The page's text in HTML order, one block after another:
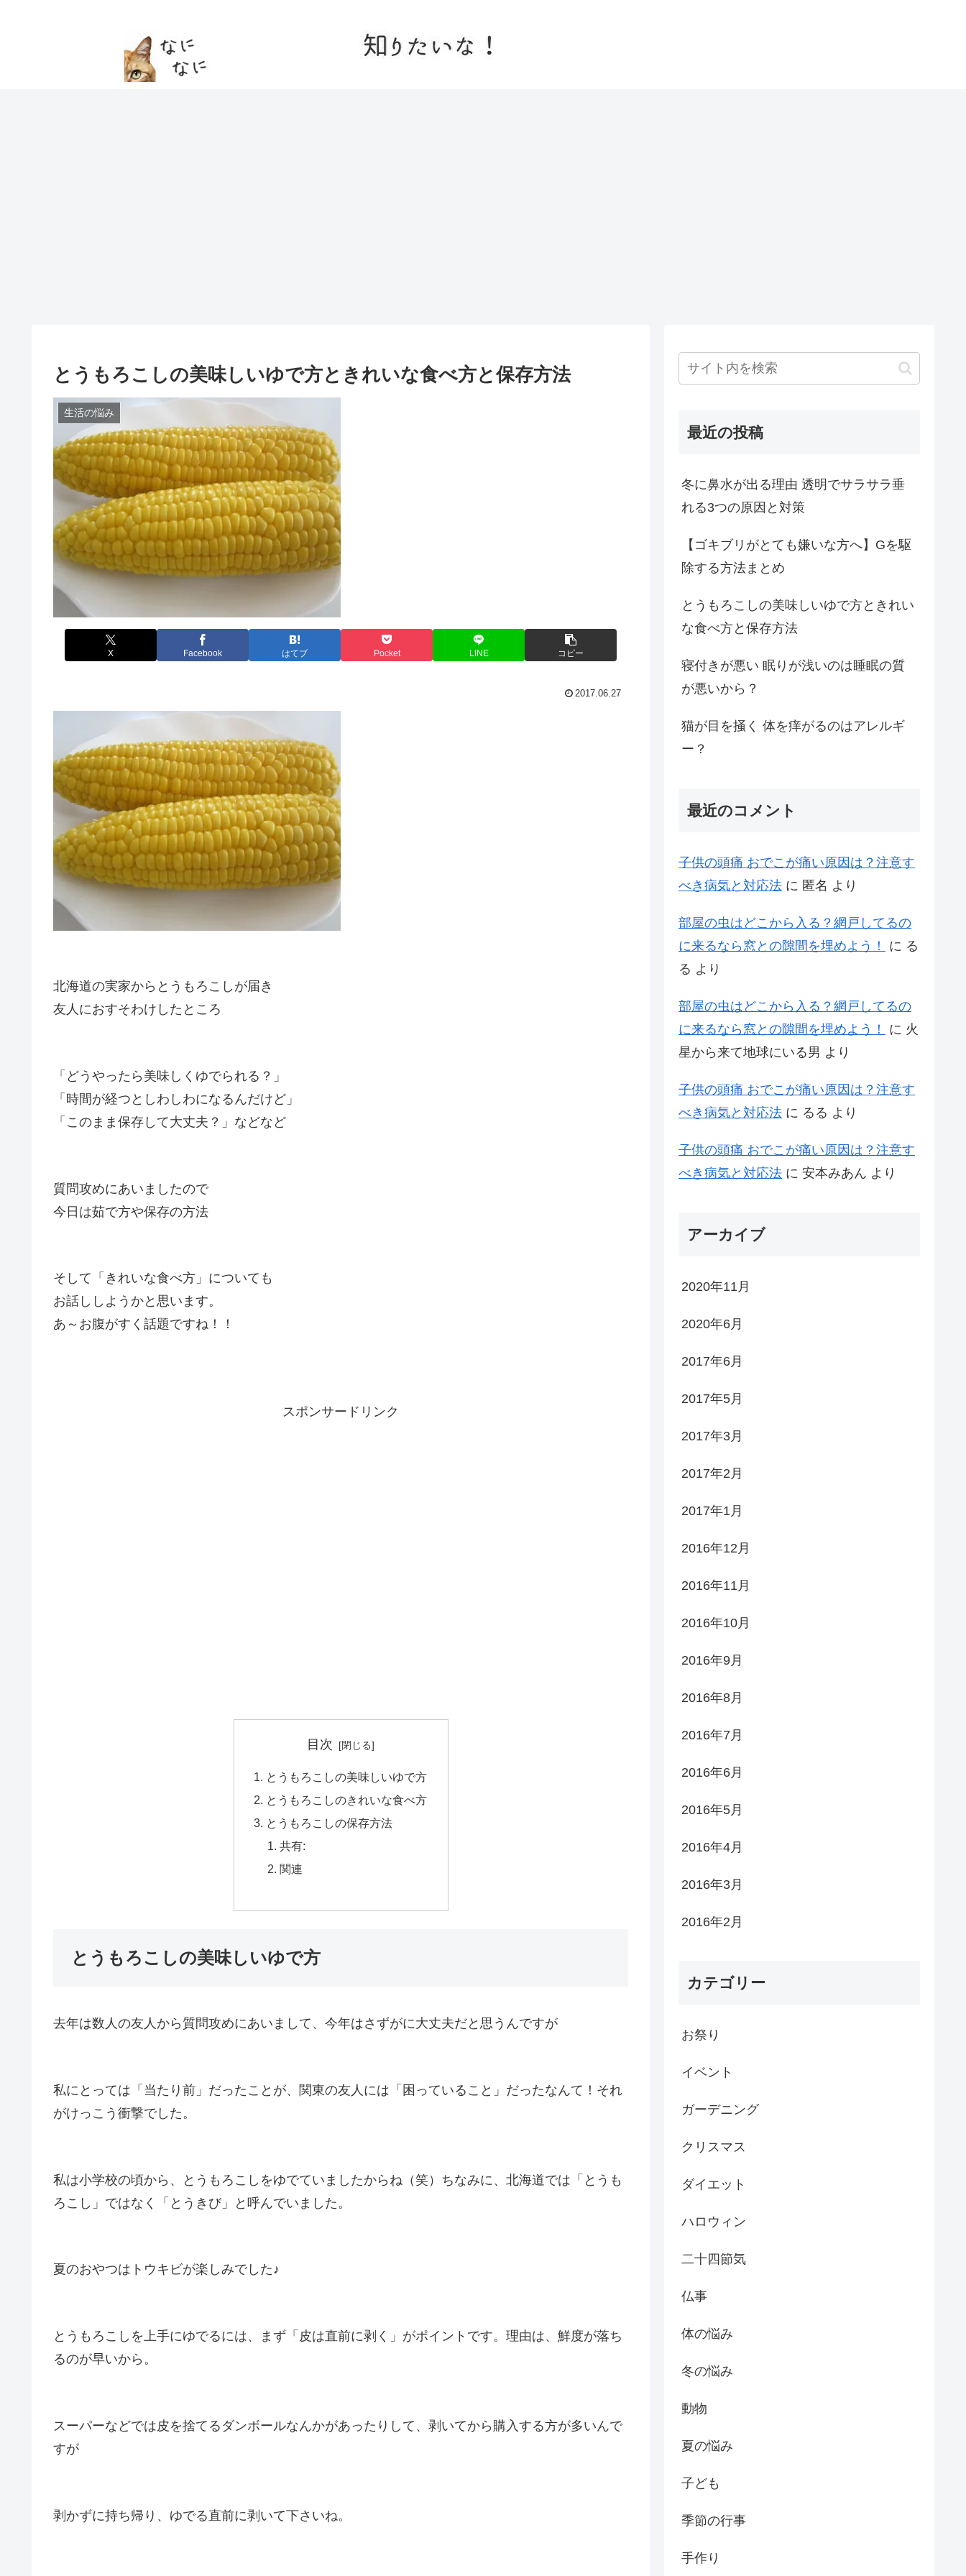
とうもろこしの美味しいゆで方ときれいな食べ方と保存方法
生活の悩み
X Facebook はてブ Pocket LINE コピー
2017.06.27
北海道の実家からとうもろこしが届き
友人におすそわけしたところ
「どうやったら美味しくゆでられる？」
「時間が経つとしわしわになるんだけど」
「このまま保存して大丈夫？」などなど
質問攻めにあいましたので
今日は茹で方や保存の方法
そして「きれいな食べ方」についても
お話ししようかと思います。
あ～お腹がすく話題ですね！！
スポンサードリンク
目次
とうもろこしの美味しいゆで方
とうもろこしのきれいな食べ方
とうもろこしの保存方法
共有:
関連
とうもろこしの美味しいゆで方
去年は数人の友人から質問攻めにあいまして、今年はさずがに大丈夫だと思うんですが
私にとっては「当たり前」だったことが、関東の友人には「困っていること」だったなんて！それ
がけっこう衝撃でした。
私は小学校の頃から、とうもろこしをゆでていましたからね（笑）ちなみに、北海道では「とうも
ろこし」ではなく「とうきび」と呼んでいました。
夏のおやつはトウキビが楽しみでした♪
とうもろこしを上手にゆでるには、まず「皮は直前に剥く」がポイントです。理由は、鮮度が落ち
るのが早いから。
スーパーなどでは皮を捨てるダンボールなんかがあったりして、剥いてから購入する方が多いんで
すが
剥かずに持ち帰り、ゆでる直前に剥いて下さいね。
最近の投稿
冬に鼻水が出る理由 透明でサラサラ垂
れる3つの原因と対策
【ゴキブリがとても嫌いな方へ】Gを駆
除する方法まとめ
とうもろこしの美味しいゆで方ときれい
な食べ方と保存方法
寝付きが悪い 眠りが浅いのは睡眠の質
が悪いから？
猫が目を掻く 体を痒がるのはアレルギ
ー？
最近のコメント
子供の頭痛 おでこが痛い原因は？注意す
べき病気と対応法 に 匿名 より
部屋の虫はどこから入る？網戸してるの
に来るなら窓との隙間を埋めよう！
に る
る より
部屋の虫はどこから入る？網戸してるの
に来るなら窓との隙間を埋めよう！
に 火
星から来て地球にいる男 より
子供の頭痛 おでこが痛い原因は？注意す
べき病気と対応法 に るる より
子供の頭痛 おでこが痛い原因は？注意す
べき病気と対応法 に 安本みあん より
アーカイブ
2020年11月
2020年6月
2017年6月
2017年5月
2017年3月
2017年2月
2017年1月
2016年12月
2016年11月
2016年10月
2016年9月
2016年8月
2016年7月
2016年6月
2016年5月
2016年4月
2016年3月
2016年2月
カテゴリー
お祭り
イベント
ガーデニング
クリスマス
ダイエット
ハロウィン
二十四節気
仏事
体の悩み
冬の悩み
動物
夏の悩み
子ども
季節の行事
手作り